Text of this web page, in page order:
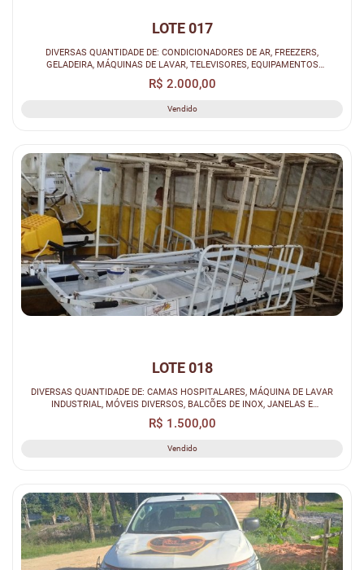
LOTE 017
DIVERSAS QUANTIDADE DE: CONDICIONADORES DE AR, FREEZERS,
GELADEIRA, MÁQUINAS DE LAVAR, TELEVISORES, EQUIPAMENTOS
ELETRONICOS, FOGÕES INDUSTR...
R$ 2.000,00
Vendido
LOTE 018
DIVERSAS QUANTIDADE DE: CAMAS HOSPITALARES, MÁQUINA DE LAVAR
INDUSTRIAL, MÓVEIS DIVERSOS, BALCÕES DE INOX, JANELAS E
BASCULANTES.
R$ 1.500,00
Vendido